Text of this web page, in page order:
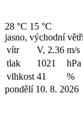
28 °C 15 °C
jasno, východní
vítr
V, 2.36 m/s
tlak
1021
hPa
vlhkost 41
%
pondělí 10. 8. 2026